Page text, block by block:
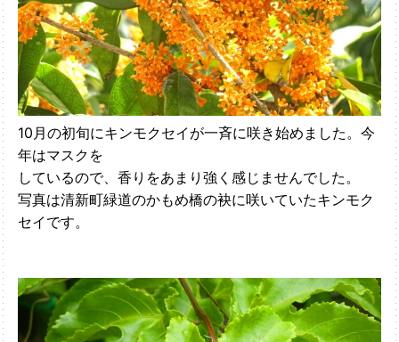
10月の初旬にキンモクセイが一斉に咲き始めました。今
年はマスクを
しているので、香りをあまり強く感じませんでした。
写真は清新町緑道のかもめ橋の袂に咲いていたキンモク
セイです。